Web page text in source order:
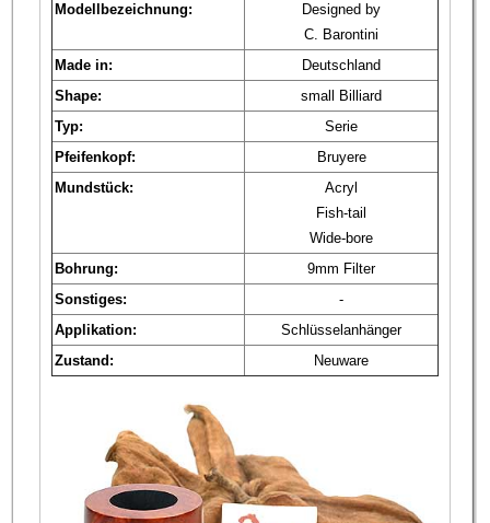
Modellbezeichnung:
Designed by
C. Barontini
Made in:
Deutschland
Shape:
small Billiard
Typ:
Serie
Pfeifenkopf:
Bruyere
Mundstück:
Acryl
Fish-tail
Wide-bore
Bohrung:
9mm Filter
Sonstiges:
-
Applikation:
Schlüsselanhänger
Zustand:
Neuware